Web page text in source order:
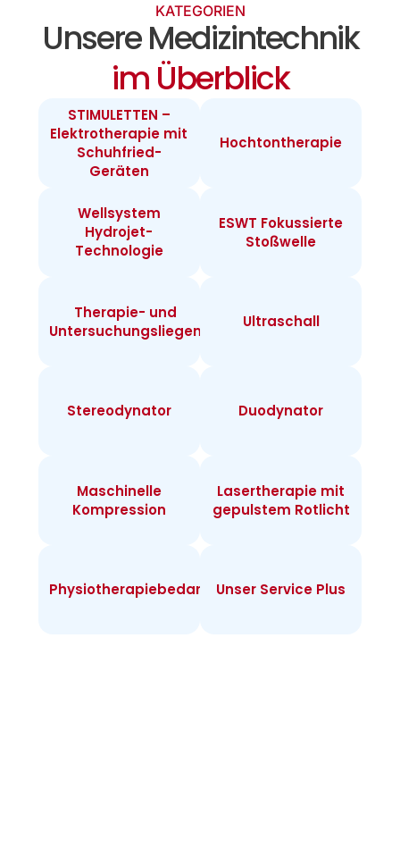
KATEGORIEN
Unsere Medizintechnik
im Überblick
STIMULETTEN –
Elektrotherapie mit
Schuhfried-
Geräten
Hochtontherapie
Wellsystem
Hydrojet-
Technologie
ESWT Fokussierte
Stoßwelle
Therapie- und
Untersuchungsliegen
Ultraschall
Stereodynator Duodynator
Maschinelle
Kompression
Lasertherapie mit
gepulstem Rotlicht
Physiotherapiebedarf Unser Service Plus